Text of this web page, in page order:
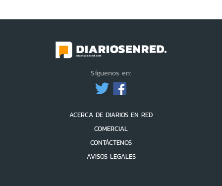
Síguenos en:
ACERCA DE DIARIOS EN RED
COMERCIAL
CONTÁCTENOS
AVISOS LEGALES